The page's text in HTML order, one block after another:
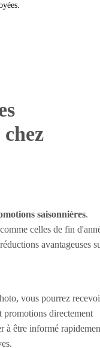
saisonnières.
celles de fin
avantageuses
vous pourrez
promotions directement
à être informé